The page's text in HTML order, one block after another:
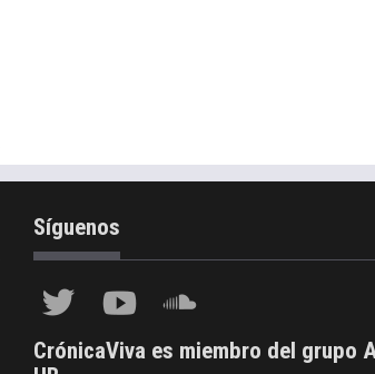
Síguenos
CrónicaViva es miembro del grupo